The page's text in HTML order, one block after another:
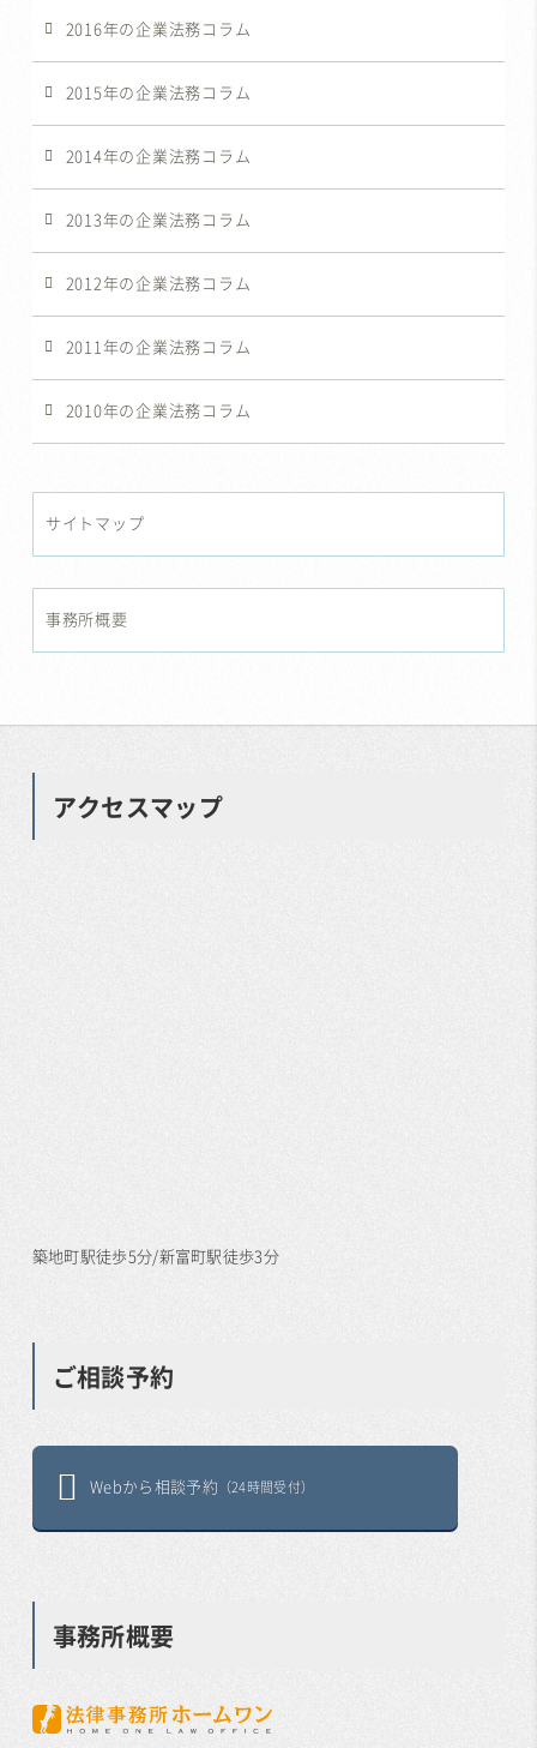
2016年の企業法務コラム
2015年の企業法務コラム
2014年の企業法務コラム
2013年の企業法務コラム
2012年の企業法務コラム
2011年の企業法務コラム
2010年の企業法務コラム
サイトマップ
事務所概要
アクセスマップ
築地町駅徒歩5分/新富町駅徒歩3分
ご相談予約
Webから相談予約 （24時間受付）
事務所概要